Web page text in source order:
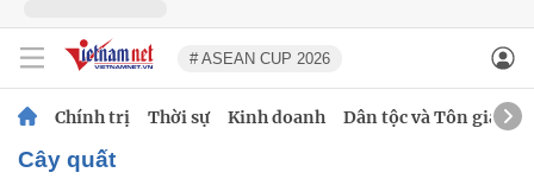
# ASEAN CUP 2026
Chính trị Thời sự Kinh doanh Dân tộc và Tôn giáo
cây quất